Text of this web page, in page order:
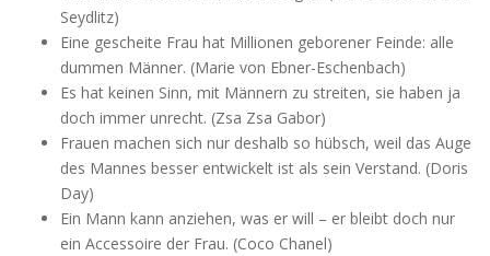
Seydlitz)
Eine gescheite Frau hat Millionen geborener Feinde: alle
dummen Männer. (Marie von Ebner-Eschenbach)
Es hat keinen Sinn, mit Männern zu streiten, sie haben ja
doch immer unrecht. (Zsa Zsa Gabor)
Frauen machen sich nur deshalb so hübsch, weil das Auge
des Mannes besser entwickelt ist als sein Verstand. (Doris
Day)
Ein Mann kann anziehen, was er will – er bleibt doch nur
ein Accessoire der Frau. (Coco Chanel)